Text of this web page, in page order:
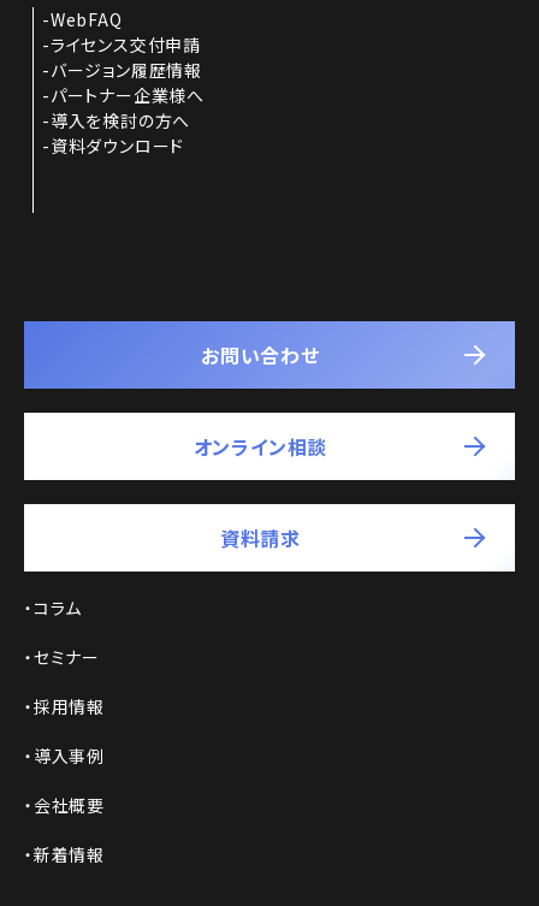
WebFAQ
ライセンス交付申請
バージョン履歴情報
パートナー企業様へ
導入を検討の方へ
資料ダウンロード
お問い合わせ
オンライン相談
資料請求
コラム
セミナー
採用情報
導入事例
会社概要
新着情報